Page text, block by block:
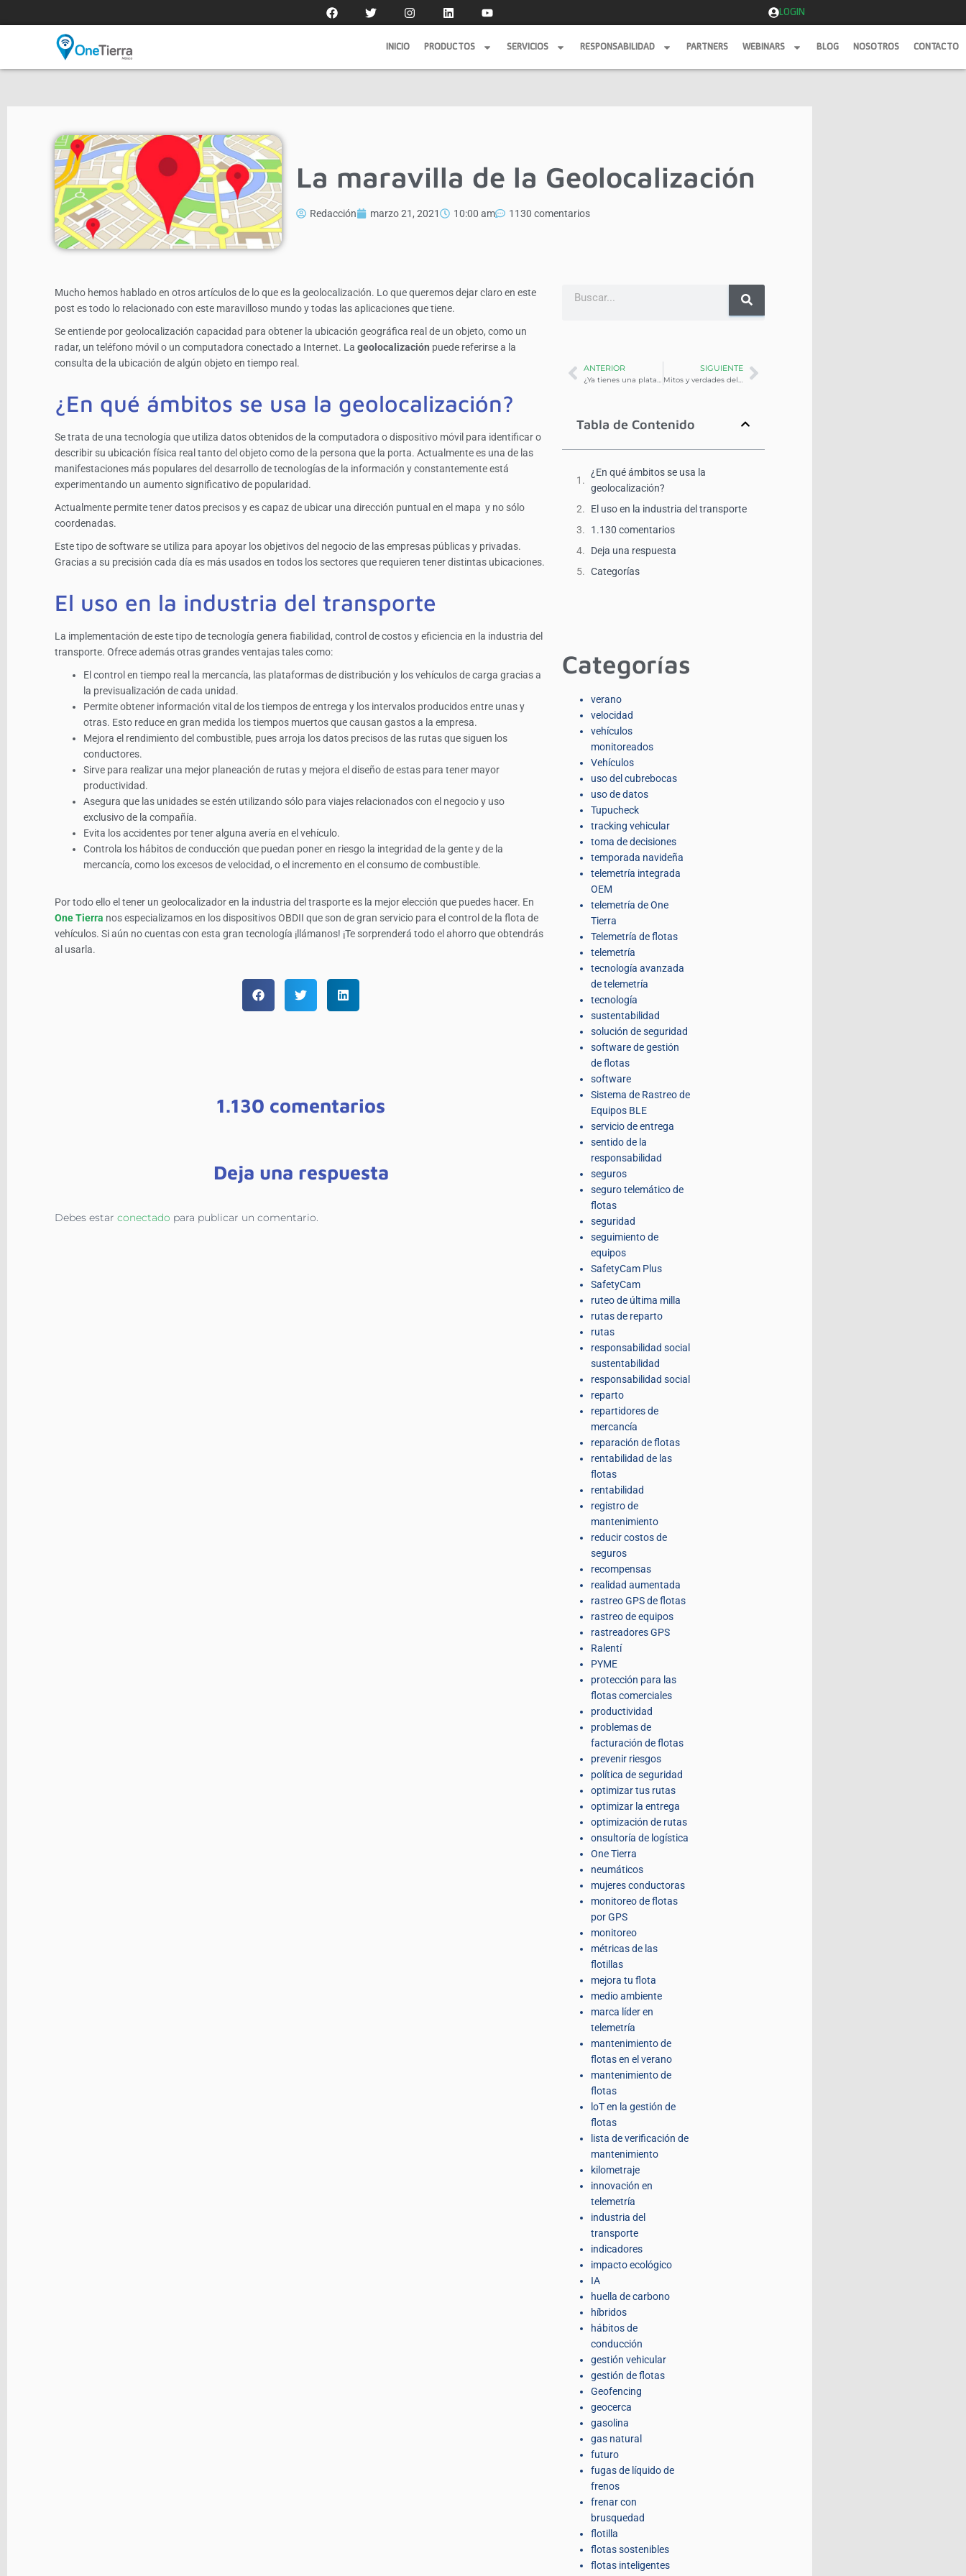
LOGIN
INICIO PRODUCTOS SERVICIOS RESPONSABILIDAD PARTNERS WEBINARS BLOG NOSOTROS CONTACTO
La maravilla de la Geolocalización
Redacción marzo 21, 2021 10:00 am 1130 comentarios
Mucho hemos hablado en otros artículos de lo que es la geolocalización. Lo que queremos dejar claro en este
post es todo lo relacionado con este maravilloso mundo y todas las aplicaciones que tiene.
Se entiende por geolocalización capacidad para obtener la ubicación geográfica real de un objeto, como un
radar, un teléfono móvil o un computadora conectado a Internet. La geolocalización puede referirse a la
consulta de la ubicación de algún objeto en tiempo real.
¿En qué ámbitos se usa la geolocalización?
Se trata de una tecnología que utiliza datos obtenidos de la computadora o dispositivo móvil para identificar o
describir su ubicación física real tanto del objeto como de la persona que la porta. Actualmente es una de las
manifestaciones más populares del desarrollo de tecnologías de la información y constantemente está
experimentando un aumento significativo de popularidad.
Actualmente permite tener datos precisos y es capaz de ubicar una dirección puntual en el mapa y no sólo
coordenadas.
Este tipo de software se utiliza para apoyar los objetivos del negocio de las empresas públicas y privadas.
Gracias a su precisión cada día es más usados en todos los sectores que requieren tener distintas ubicaciones.
El uso en la industria del transporte
La implementación de este tipo de tecnología genera fiabilidad, control de costos y eficiencia en la industria del
transporte. Ofrece además otras grandes ventajas tales como:
El control en tiempo real la mercancía, las plataformas de distribución y los vehículos de carga gracias a
la previsualización de cada unidad.
Permite obtener información vital de los tiempos de entrega y los intervalos producidos entre unas y
otras. Esto reduce en gran medida los tiempos muertos que causan gastos a la empresa.
Mejora el rendimiento del combustible, pues arroja los datos precisos de las rutas que siguen los
conductores.
Sirve para realizar una mejor planeación de rutas y mejora el diseño de estas para tener mayor
productividad.
Asegura que las unidades se estén utilizando sólo para viajes relacionados con el negocio y uso
exclusivo de la compañía.
Evita los accidentes por tener alguna avería en el vehículo.
Controla los hábitos de conducción que puedan poner en riesgo la integridad de la gente y de la
mercancía, como los excesos de velocidad, o el incremento en el consumo de combustible.
Por todo ello el tener un geolocalizador en la industria del trasporte es la mejor elección que puedes hacer. En
One Tierra nos especializamos en los dispositivos OBDII que son de gran servicio para el control de la flota de
vehículos. Si aún no cuentas con esta gran tecnología ¡llámanos! ¡Te sorprenderá todo el ahorro que obtendrás
al usarla.
1.130 comentarios
Deja una respuesta
Debes estar conectado para publicar un comentario.
ANTERIOR SIGUIENTE
Tabla de Contenido
¿En qué ámbitos se usa la
geolocalización?
El uso en la industria del transporte
1.130 comentarios
Deja una respuesta
Categorías
Categorías
verano
velocidad
vehículos
monitoreados
Vehículos
uso del cubrebocas
uso de datos
Tupucheck
tracking vehicular
toma de decisiones
temporada navideña
telemetría integrada
OEM
telemetría de One
Tierra
Telemetría de flotas
telemetría
tecnología avanzada
de telemetría
tecnología
sustentabilidad
solución de seguridad
software de gestión
de flotas
software
Sistema de Rastreo de
Equipos BLE
servicio de entrega
sentido de la
responsabilidad
seguros
seguro telemático de
flotas
seguridad
seguimiento de
equipos
SafetyCam Plus
SafetyCam
ruteo de última milla
rutas de reparto
rutas
responsabilidad social
sustentabilidad
responsabilidad social
reparto
repartidores de
mercancía
reparación de flotas
rentabilidad de las
flotas
rentabilidad
registro de
mantenimiento
reducir costos de
seguros
recompensas
realidad aumentada
rastreo GPS de flotas
rastreo de equipos
rastreadores GPS
Ralentí
PYME
protección para las
flotas comerciales
productividad
problemas de
facturación de flotas
prevenir riesgos
política de seguridad
optimizar tus rutas
optimizar la entrega
optimización de rutas
onsultoría de logística
One Tierra
neumáticos
mujeres conductoras
monitoreo de flotas
por GPS
monitoreo
métricas de las
flotillas
mejora tu flota
medio ambiente
marca líder en
telemetría
mantenimiento de
flotas en el verano
mantenimiento de
flotas
loT en la gestión de
flotas
lista de verificación de
mantenimiento
kilometraje
innovación en
telemetría
industria del
transporte
indicadores
impacto ecológico
IA
huella de carbono
híbridos
hábitos de
conducción
gestión vehicular
gestión de flotas
Geofencing
geocerca
gasolina
gas natural
futuro
fugas de líquido de
frenos
frenar con
brusquedad
flotilla
flotas sostenibles
flotas inteligentes